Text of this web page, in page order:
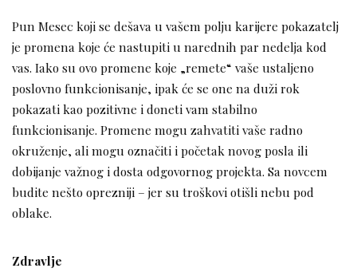
Pun Mesec koji se dešava u vašem polju karijere pokazatelj
je promena koje će nastupiti u narednih par nedelja kod
vas. Iako su ovo promene koje „remete“ vaše ustaljeno
poslovno funkcionisanje, ipak će se one na duži rok
pokazati kao pozitivne i doneti vam stabilno
funkcionisanje. Promene mogu zahvatiti vaše radno
okruženje, ali mogu označiti i početak novog posla ili
dobijanje važnog i dosta odgovornog projekta. Sa novcem
budite nešto oprezniji – jer su troškovi otišli nebu pod
oblake.
Zdravlje